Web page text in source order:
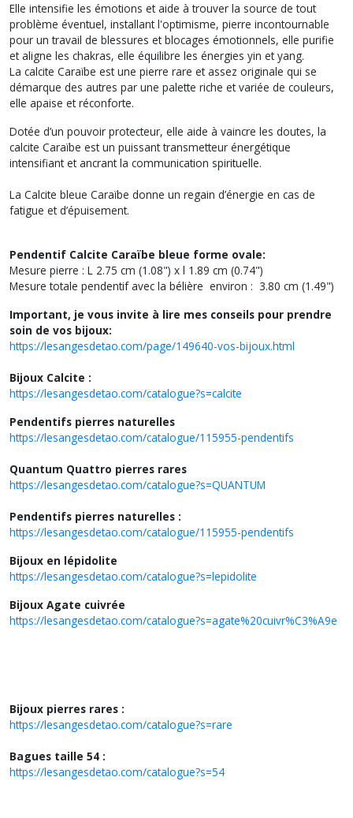
Elle intensifie les émotions et aide à trouver la source de tout
problème éventuel, installant l'optimisme, pierre incontournable
pour un travail de blessures et blocages émotionnels, elle purifie
et aligne les chakras, elle équilibre les énergies yin et yang.
La calcite Caraïbe est une pierre rare et assez originale qui se
démarque des autres par une palette riche et variée de couleurs,
elle apaise et réconforte.
Dotée d’un pouvoir protecteur, elle aide à vaincre les doutes, la
calcite Caraïbe est un puissant transmetteur énergétique
intensifiant et ancrant la communication spirituelle.
La Calcite bleue Caraïbe donne un regain d’énergie en cas de
fatigue et d’épuisement.
Pendentif Calcite Caraïbe bleue forme ovale:
Mesure pierre : L 2.75 cm (1.08") x l 1.89 cm (0.74")
Mesure totale pendentif avec la bélière environ : 3.80 cm (1.49")
Important, je vous invite à lire mes conseils pour prendre
soin de vos bijoux:
https://lesangesdetao.com/page/149640-vos-bijoux.html
Bijoux Calcite :
https://lesangesdetao.com/catalogue?s=calcite
Pendentifs pierres naturelles
https://lesangesdetao.com/catalogue/115955-pendentifs
Quantum Quattro pierres rares
https://lesangesdetao.com/catalogue?s=QUANTUM
Pendentifs pierres naturelles :
https://lesangesdetao.com/catalogue/115955-pendentifs
Bijoux en lépidolite
https://lesangesdetao.com/catalogue?s=lepidolite
Bijoux Agate cuivrée
https://lesangesdetao.com/catalogue?s=agate%20cuivr%C3%A9e
Bijoux pierres rares :
https://lesangesdetao.com/catalogue?s=rare
Bagues taille 54 :
https://lesangesdetao.com/catalogue?s=54